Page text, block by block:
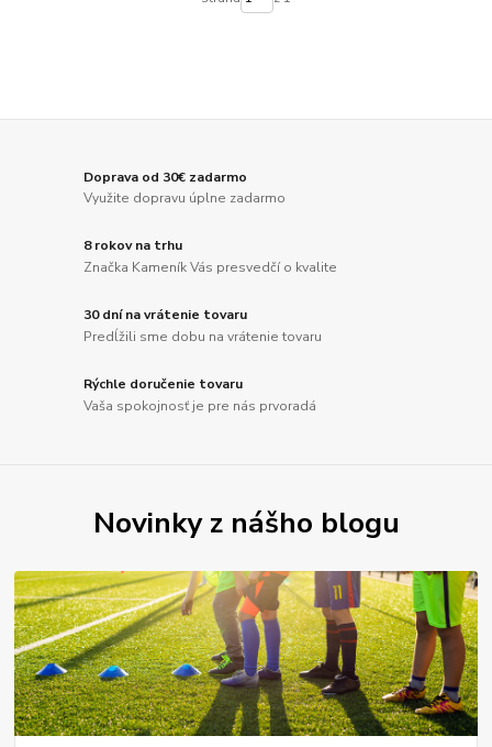
Doprava od 30€ zadarmo
Využite dopravu úplne zadarmo
8 rokov na trhu
Značka Kameník Vás presvedčí o kvalite
30 dní na vrátenie tovaru
Predĺžili sme dobu na vrátenie tovaru
Rýchle doručenie tovaru
Vaša spokojnosť je pre nás prvoradá
Novinky z nášho blogu